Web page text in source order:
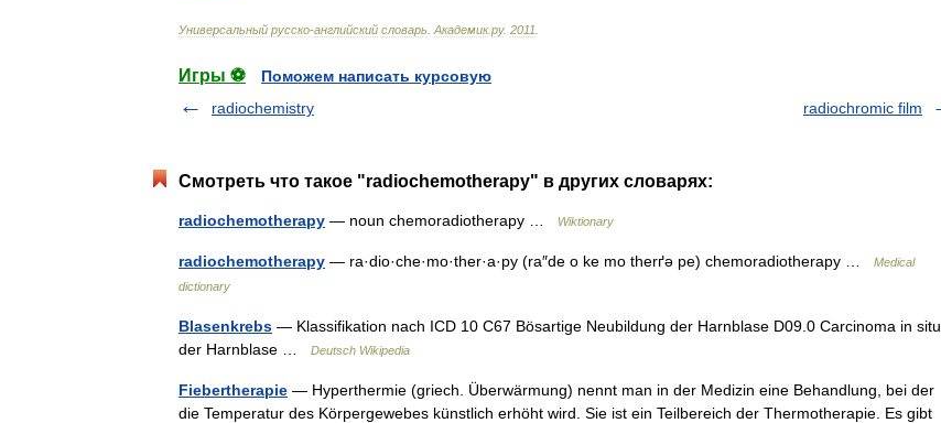
Универсальный русско-английский словарь Академик.ру. 2011
Игры ⚽
Поможем написать курсовую
radiochemistry
radiochromic film
Смотреть что такое "radiochemotherapy" в других словарях:
radiochemotherapy — noun chemoradiotherapy … Wiktionary
radiochemotherapy — ra·dio·che·mo·ther·a·py (ra″de o ke mo therґə pe) chemoradiotherapy …
Medical
dictionary
Blasenkrebs — Klassifikation nach ICD 10 C67 Bösartige Neubildung der Harnblase D09.0 Carcinoma in situ
der Harnblase …
Deutsch Wikipedia
Fiebertherapie — Hyperthermie (griech. Überwärmung) nennt man in der Medizin eine Behandlung, bei der
die Temperatur des Körpergewebes künstlich erhöht wird. Sie ist ein Teilbereich der Thermotherapie. Es gibt